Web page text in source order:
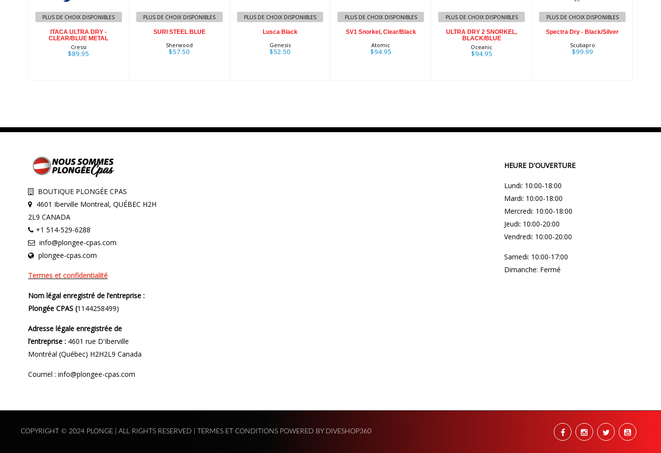
$89.95
PLUS DE CHOIX DISPONIBLES
ITACA ULTRA DRY -
CLEAR/BLUE METAL
Cressi
$89.95
PLUS DE CHOIX DISPONIBLES
SURI STEEL BLUE
Sherwood
$57.50
PLUS DE CHOIX DISPONIBLES
Lusca Black
Genesis
$52.50
PLUS DE CHOIX DISPONIBLES
SV1 Snorkel, Clear/Black
Atomic
$94.95
PLUS DE CHOIX DISPONIBLES
ULTRA DRY 2 SNORKEL,
BLACK/BLUE
Oceanic
$94.95
PLUS DE CHOIX DISPONIBLES
Spectra Dry - Black/Silver
Scubapro
$99.99
BOUTIQUE PLONGÉE CPAS
4601 Iberville Montreal, QUÉBEC H2H
2L9 CANADA
+1 514-529-6288
info@plongee-cpas.com
plongee-cpas.com
Termes et confidentialité
Nom légal enregistré de l’entreprise :
Plongée CPAS (1144258499)
Adresse légale enregistrée de
l’entreprise :4601 rue D'Iberville
Montréal (Québec) H2H2L9 Canada
Courriel : info@plongee-cpas.com
HEURE D'OUVERTURE
Lundi: 10:00-18:00
Mardi: 10:00-18:00
Mercredi: 10:00-18:00
Jeudi: 10:00-20:00
Vendredi: 10:00-20:00
Samedi: 10:00-17:00
Dimanche: Fermé
COPYRIGHT © 2024 PLONGE | ALL RIGHTS RESERVED | TERMES ET CONDITIONS POWERED BY DIVESHOP360